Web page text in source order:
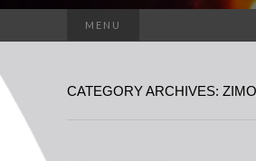
MENU
CATEGORY ARCHIVES: